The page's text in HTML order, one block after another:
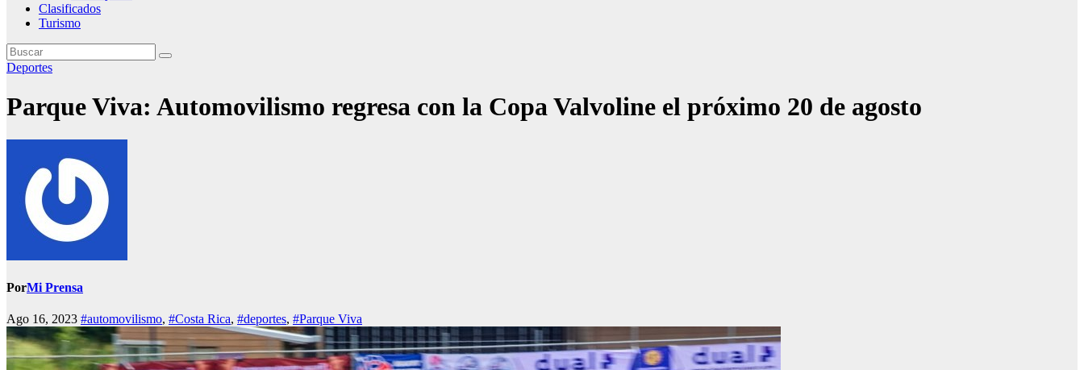
Clasificados
Turismo
Deportes
Parque Viva: Automovilismo regresa con la Copa Valvoline el próximo 20 de agosto
PorMi Prensa
Ago 16, 2023 #automovilismo, #Costa Rica, #deportes, #Parque Viva